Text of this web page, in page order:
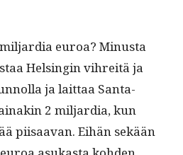
euroa? Minus­ta
Helsin­gin vihre­itä ja
ja lait­taa San­ta­
2 mil­jar­dia, kun
piisaa­van. Eihän sekään